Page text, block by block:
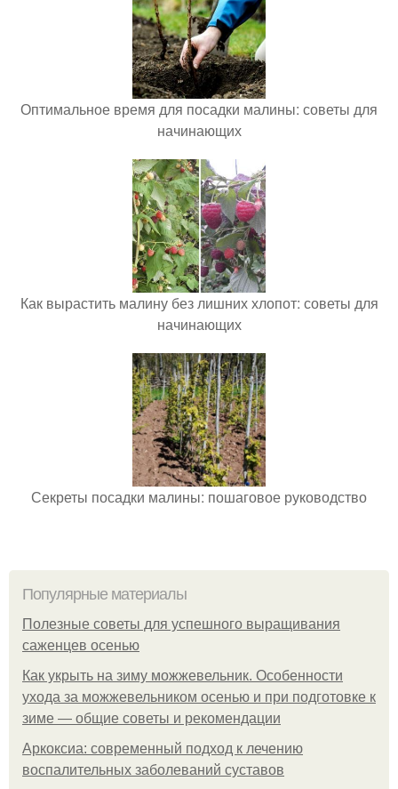
Оптимальное время для посадки малины: советы для
начинающих
Как вырастить малину без лишних хлопот: советы для
начинающих
Секреты посадки малины: пошаговое руководство
Популярные материалы
Полезные советы для успешного выращивания
саженцев осенью
Как укрыть на зиму можжевельник. Особенности
ухода за можжевельником осенью и при подготовке к
зиме — общие советы и рекомендации
Аркоксиа: современный подход к лечению
воспалительных заболеваний суставов